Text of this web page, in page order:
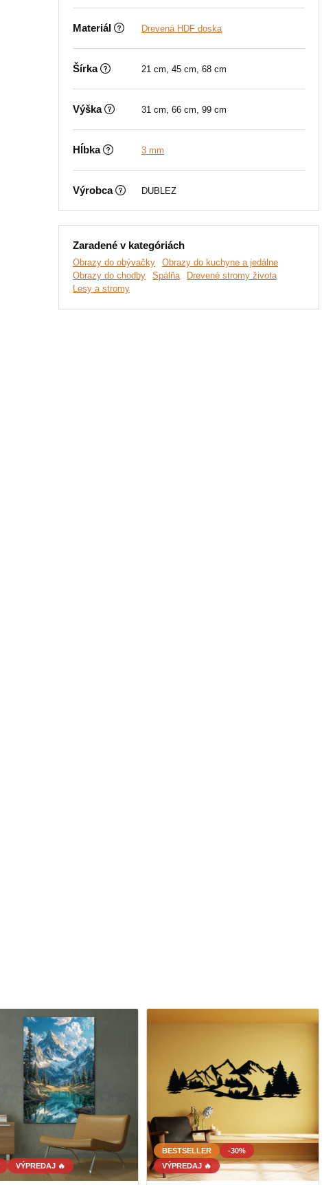
Materiál Drevená HDF doska
Šírka 21 cm, 45 cm, 68 cm
Výška 31 cm, 66 cm, 99 cm
Hĺbka 3 mm
Výrobca DUBLEZ
Zaradené v kategóriách
Obrazy do obývačky
Obrazy do kuchyne a jedálne
Obrazy do chodby
Spálňa
Drevené stromy života
Lesy a stromy
VÝPREDAJ 🔥
BESTSELLER
-30%
VÝPREDAJ 🔥